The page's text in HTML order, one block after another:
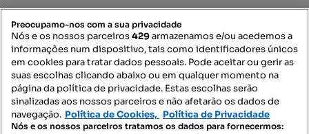
Mapa do Site
Contacte-nos
Preocupamo-nos com a sua privacidade
Nós e os nossos parceiros429armazenamos e/ou acedemos a
informações num dispositivo, tais como identificadores únicos
em cookies para tratar dados pessoais. Pode aceitar ou gerir as
suas escolhas clicando abaixo ou em qualquer momento na
página da política de privacidade. Estas escolhas serão
sinalizadas aos nossos parceiros e não afetarão os dados de
navegação. Política de Cookies, Política de Privacidade
Nós e os nossos parceiros tratamos os dados para fornecermos: